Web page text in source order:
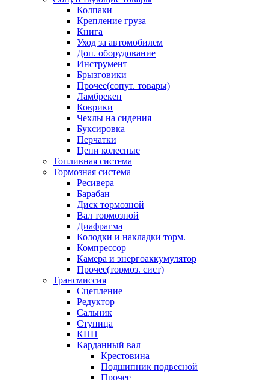
Колпаки
Крепление груза
Книга
Уход за автомобилем
Доп. оборудование
Инструмент
Брызговики
Прочее(сопут. товары)
Ламбрекен
Коврики
Чехлы на сидения
Буксировка
Перчатки
Цепи колесные
Топливная система
Тормозная система
Ресивера
Барабан
Диск тормозной
Вал тормозной
Диафрагма
Колодки и накладки торм.
Компрессор
Камера и энергоаккумулятор
Прочее(тормоз. сист)
Трансмиссия
Сцепление
Редуктор
Сальник
Ступица
КПП
Карданный вал
Крестовина
Подшипник подвесной
Прочее